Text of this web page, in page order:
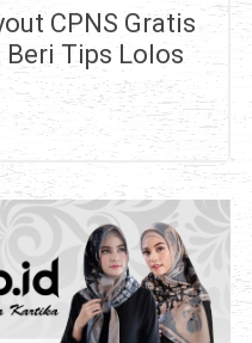
CPNS Gratis
Tips Lolos